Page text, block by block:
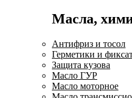
Масла,
Антифриз и тосол
Герметики и
Защита кузова
Масло ГУР
Масло моторное